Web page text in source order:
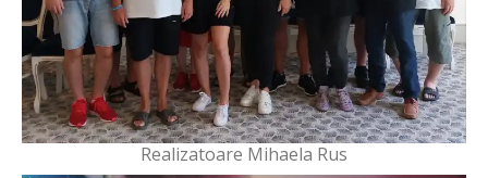
Realizatoare Mihaela Rus